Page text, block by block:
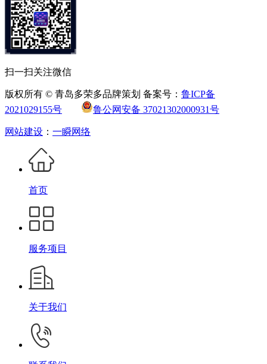
扫一扫关注微信
版权所有 © 青岛多荣多品牌策划 备案号： 鲁ICP备
2021029155号
鲁公网安备 37021302000931号
网站建设 ： 一瞬网络
首页
服务项目
关于我们